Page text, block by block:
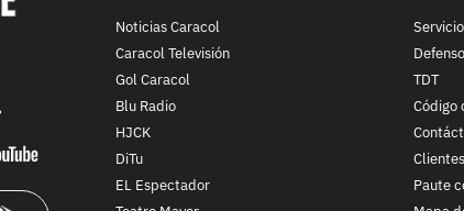
google
youtube-
Noticias Caracol
Caracol Televisión
Gol Caracol
Blu Radio
HJCK
DiTu
EL Espectador
TDT
Código
Paute